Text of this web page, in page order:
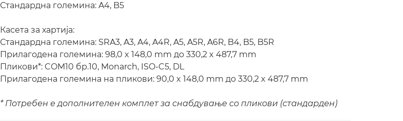
Стандардна големина: A4, B5
Касета за хартија:
Стандардна големина: SRA3, A3, A4, A4R, A5, A5R, A6R, B4, B5, B5R
Прилагодена големина: 98,0 x 148,0 mm до 330,2 x 487,7 mm
Пликови*: COM10 бр.10, Monarch, ISO-C5, DL
Прилагодена големина на пликови: 90,0 x 148,0 mm до 330,2 x 487,7 mm
* Потребен е дополнителен комплет за снабдување со пликови (стандарден)